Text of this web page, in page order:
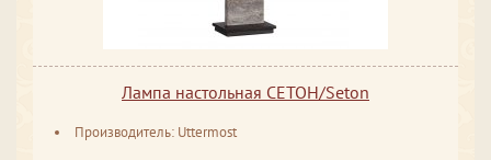
Лампа настольная СЕТОН/Seton
Производитель: Uttermost